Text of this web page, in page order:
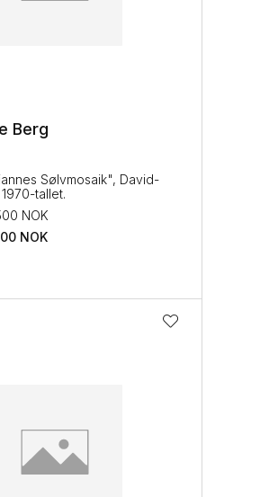
Berg
Sølvmosaik", David-
tallet.
NOK
NOK